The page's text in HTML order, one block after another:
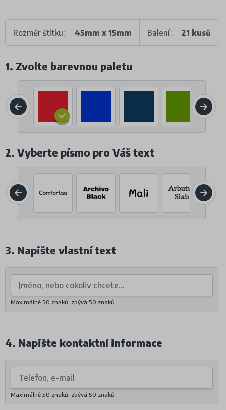
Rozměr štítku: 45mm x 15mm Balení: 21 kusů
1. Zvolte barevnou paletu
2. Vyberte písmo pro Váš text
3. Napište vlastní text
Maximálně 50 znaků, zbývá 50 znaků
4. Napište kontaktní informace
Maximálně 50 znaků, zbývá 50 znaků